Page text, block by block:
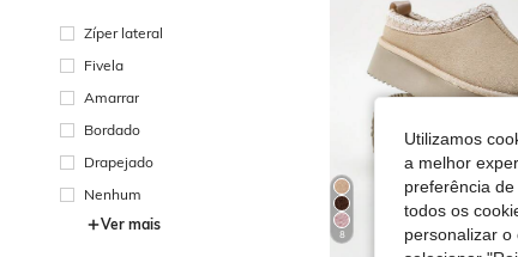
Zíper lateral
Fivela
Amarrar
Bordado
Drapejado
Nenhum
Ver mais
8
Utilizamos
a melhor
preferência
todos os
personalizar o